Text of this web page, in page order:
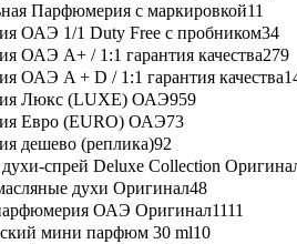
Парфюмерия с маркировкой11
ОАЭ 1/1 Duty Free с пробником34
ОАЭ A+ / 1:1 гарантия качества279
ОАЭ A + D / 1:1 гарантия качества
Люкс (LUXE) ОАЭ959
Евро (EURO) ОАЭ73
дешево (реплика)92
спрей Deluxe Collection
духи Оригинал48
ОАЭ Оригинал1111
мини парфюм 30 ml10